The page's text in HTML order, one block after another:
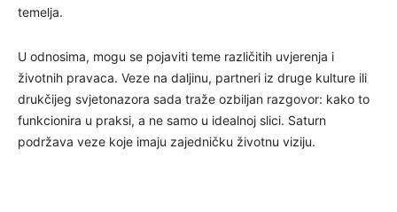
temelja.
U odnosima, mogu se pojaviti teme različitih uvjerenja i
životnih pravaca. Veze na daljinu, partneri iz druge kulture ili
drukčijeg svjetonazora sada traže ozbiljan razgovor: kako to
funkcionira u praksi, a ne samo u idealnoj slici. Saturn
podržava veze koje imaju zajedničku životnu viziju.